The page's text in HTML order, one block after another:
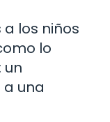
los niños
lo
un
una